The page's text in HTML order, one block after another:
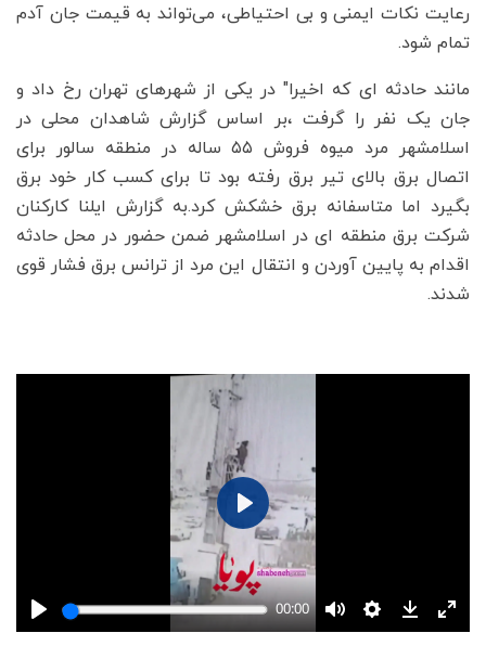
رعایت نکات ایمنی و بی احتیاطی، می‌تواند به قیمت جان آدم
تمام شود.
مانند حادثه ای که اخیرا" در یکی از شهرهای تهران رخ داد و
جان یک نفر را گرفت ،بر اساس گزارش شاهدان محلی در
اسلامشهر مرد میوه فروش ۵۵ ساله در منطقه سالور برای
اتصال برق بالای تیر برق رفته بود تا برای کسب کار خود برق
بگیرد اما متاسفانه برق خشکش کرد.به گزارش ایلنا کارکنان
شرکت برق منطقه ای در اسلامشهر ضمن حضور در محل حادثه
اقدام به پایین آوردن و انتقال این مرد از ترانس برق فشار قوی
شدند.